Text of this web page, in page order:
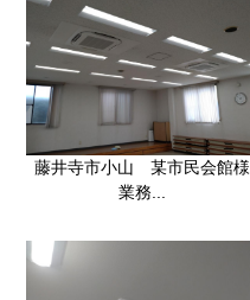
藤井寺市小山 某市民会館様
業務...